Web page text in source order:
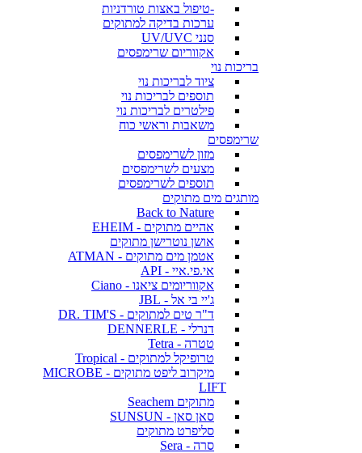
-טיפול באצות טורדניות
ערכות בדיקה למתוקים
סנני UV/UVC
אקווריום שרימפסים
בריכות נוי
ציוד לבריכות נוי
תוספים לבריכות נוי
פילטרים לבריכות נוי
משאבות וראשי כוח
שרימפסים
מזון לשרימפסים
מצעים לשרימפסים
תוספים לשרימפסים
מותגים מים מתוקים
Back to Nature
אהיים מתוקים - EHEIM
אושן נוטרישן מתוקים
אטמן מים מתוקים - ATMAN
אי.פי.איי - API
אקווריומים ציאנו - Ciano
ג'יי בי אל - JBL
ד"ר טים למתוקים - DR. TIM'S
דנרלי - DENNERLE
טטרה - Tetra
טרופיקל למתוקים - Tropical
מיקרוב ליפט מתוקים - MICROBE
LIFT
מתוקים Seachem
סאן סאן - SUNSUN
סליפרט מתוקים
סרה - Sera